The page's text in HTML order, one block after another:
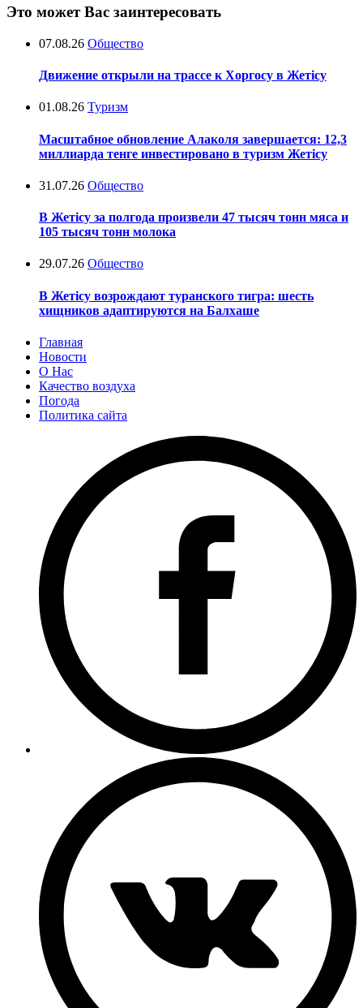
Это может Вас заинтересовать
07.08.26 Общество
Движение открыли на трассе к Хоргосу в Жетісу
01.08.26 Туризм
Масштабное обновление Алаколя завершается: 12,3
миллиарда тенге инвестировано в туризм Жетісу
31.07.26 Общество
В Жетісу за полгода произвели 47 тысяч тонн мяса и
105 тысяч тонн молока
29.07.26 Общество
В Жетісу возрождают туранского тигра: шесть
хищников адаптируются на Балхаше
Главная
Новости
О Нас
Качество воздуха
Погода
Политика сайта